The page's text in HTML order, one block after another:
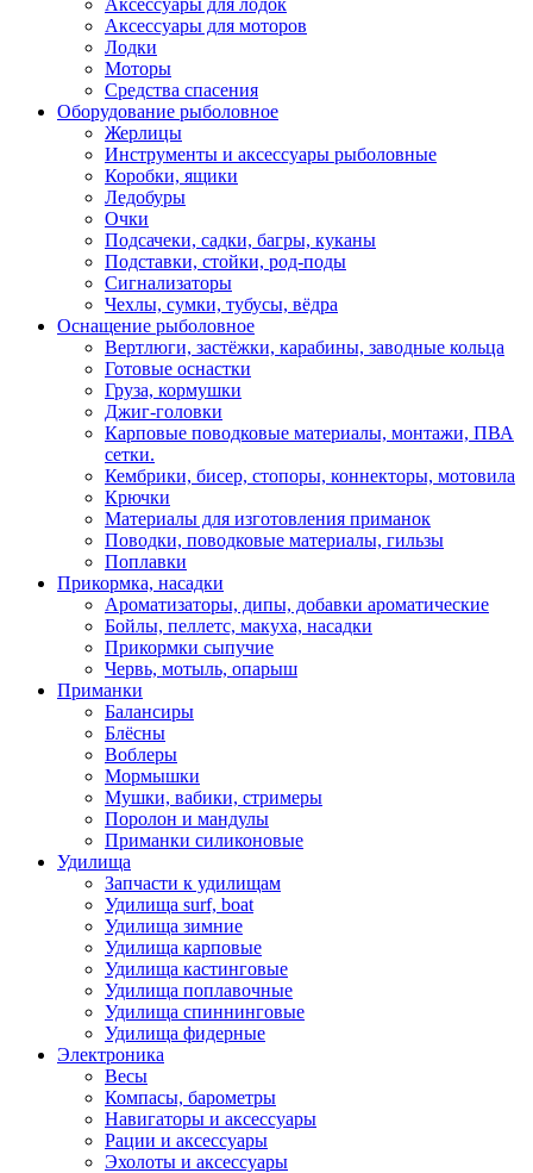
Аксессуары для лодок
Аксессуары для моторов
Лодки
Моторы
Средства спасения
Оборудование рыболовное
Жерлицы
Инструменты и аксессуары рыболовные
Коробки, ящики
Ледобуры
Очки
Подсачеки, садки, багры, куканы
Подставки, стойки, род-поды
Сигнализаторы
Чехлы, сумки, тубусы, вёдра
Оснащение рыболовное
Вертлюги, застёжки, карабины, заводные кольца
Готовые оснастки
Груза, кормушки
Джиг-головки
Карповые поводковые материалы, монтажи, ПВА
сетки.
Кембрики, бисер, стопоры, коннекторы, мотовила
Крючки
Материалы для изготовления приманок
Поводки, поводковые материалы, гильзы
Поплавки
Прикормка, насадки
Ароматизаторы, дипы, добавки ароматические
Бойлы, пеллетс, макуха, насадки
Прикормки сыпучие
Червь, мотыль, опарыш
Приманки
Балансиры
Блёсны
Воблеры
Мормышки
Мушки, вабики, стримеры
Поролон и мандулы
Приманки силиконовые
Удилища
Запчасти к удилищам
Удилища surf, boat
Удилища зимние
Удилища карповые
Удилища кастинговые
Удилища поплавочные
Удилища спиннинговые
Удилища фидерные
Электроника
Весы
Компасы, барометры
Навигаторы и аксессуары
Рации и аксессуары
Эхолоты и аксессуары